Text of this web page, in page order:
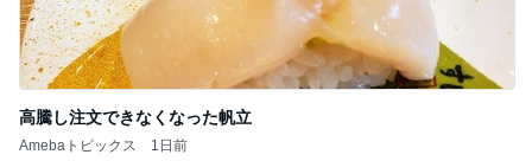
高騰し注文できなくなった帆立
Amebaトピックス 1日前